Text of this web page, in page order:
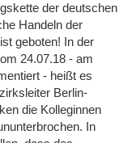
der deutschen
Handeln der
geboten! In der
24.07.18 - am
- heißt es
Berlin-
die Kolleginnen
In